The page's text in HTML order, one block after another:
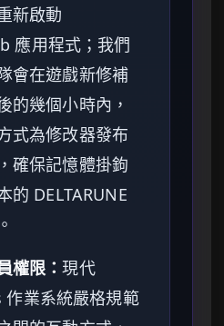
新啟動
應用程式；我們
會在遊戲新修補
的幾個小時內，
式為修改器發布
確保記憶體掛鉤
的 DELTARUNE
權限：現代
業系統嚴格規範